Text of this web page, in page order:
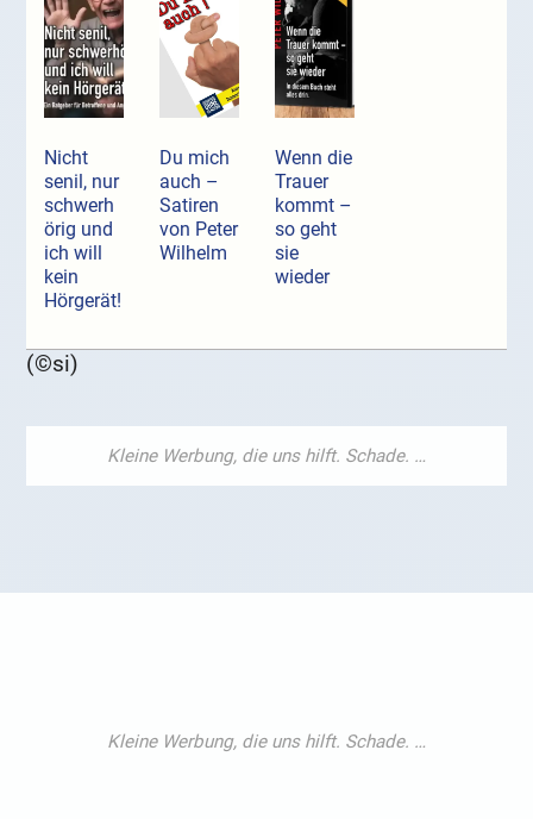
Nicht
senil, nur
schwerh
örig und
ich will
kein
Hörgerät!
Du mich
auch –
Satiren
von Peter
Wilhelm
Wenn die
Trauer
kommt –
so geht
sie
wieder
(©si)